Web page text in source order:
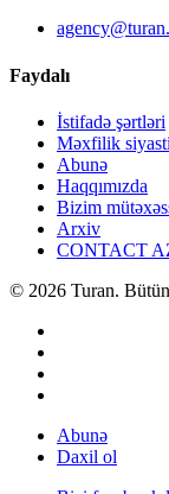
Faydalı
İstifadə şərtləri
Məxfilik siyasti
Abunə
Haqqımızda
Bizim
Arxiv
CONTACT
© 2026 Turan.
Abunə
Daxil ol